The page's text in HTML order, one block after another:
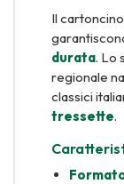
Il
durata. Lo
regionale
classici
tressette.